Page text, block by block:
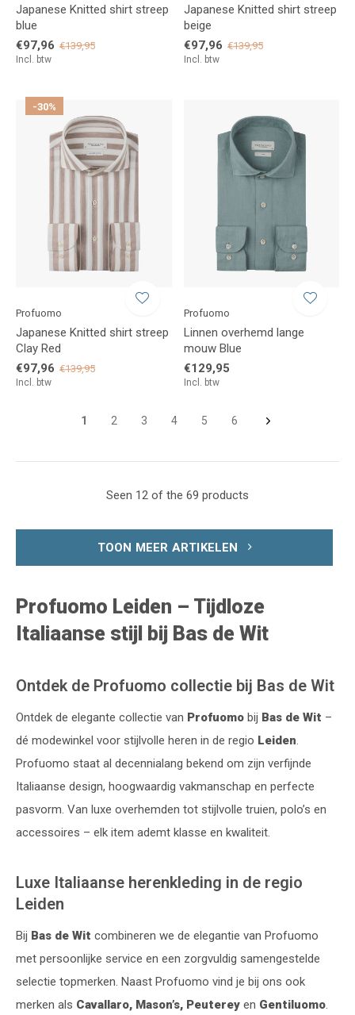
Japanese Knitted shirt streep
blue
€97,96 €139,95
Incl. btw
Japanese Knitted shirt streep
beige
€97,96 €139,95
Incl. btw
-30%
Profuomo
Japanese Knitted shirt streep
Clay Red
€97,96 €139,95
Incl. btw
Profuomo
Linnen overhemd lange
mouw Blue
€129,95
Incl. btw
1 2 3 4 5 6
Seen 12 of the 69 products
TOON MEER ARTIKELEN
Profuomo Leiden – Tijdloze
Italiaanse stijl bij Bas de Wit
Ontdek de Profuomo collectie bij Bas de Wit
Ontdek de elegante collectie van Profuomo bij Bas de Wit –
dé modewinkel voor stijlvolle heren in de regio Leiden.
Profuomo staat al decennialang bekend om zijn verfijnde
Italiaanse design, hoogwaardig vakmanschap en perfecte
pasvorm. Van luxe overhemden tot stijlvolle truien, polo’s en
accessoires – elk item ademt klasse en kwaliteit.
Luxe Italiaanse herenkleding in de regio
Leiden
Bij Bas de Wit combineren we de elegantie van Profuomo
met persoonlijke service en een zorgvuldig samengestelde
selectie topmerken. Naast Profuomo vind je bij ons ook
merken als Cavallaro, Mason’s, Peuterey en Gentiluomo.